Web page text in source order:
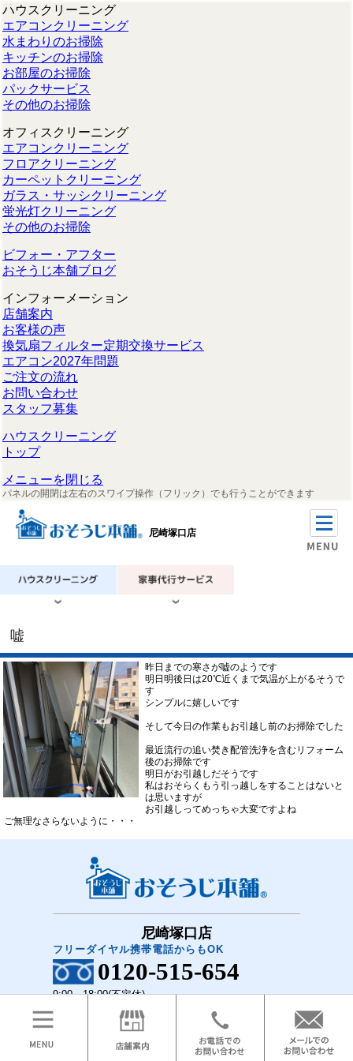
ハウスクリーニング
エアコンクリーニング
水まわりのお掃除
キッチンのお掃除
お部屋のお掃除
パックサービス
その他のお掃除
オフィスクリーニング
エアコンクリーニング
フロアクリーニング
カーペットクリーニング
ガラス・サッシクリーニング
蛍光灯クリーニング
その他のお掃除
ビフォー・アフター
おそうじ本舗ブログ
インフォーメーション
店舗案内
お客様の声
換気扇フィルター定期交換サービス
エアコン2027年問題
ご注文の流れ
お問い合わせ
スタッフ募集
ハウスクリーニング
トップ
メニューを閉じる
パネルの開閉は左右のスワイプ操作（フリック）でも行うことができます
尼崎塚口店
嘘
昨日までの寒さが嘘のようです
明日明後日は20℃近くまで気温が上がるそうで
す
シンプルに嬉しいです
そして今日の作業もお引越し前のお掃除でした
最近流行の追い焚き配管洗浄を含むリフォーム
後のお掃除です
明日がお引越しだそうです
私はおそらくもう引っ越しをすることはないと
は思いますが
お引越しってめっちゃ大変ですよね
ご無理なさらないように・・・
尼崎塚口店
フリーダイヤル携帯電話からもOK
0120-515-654
9:00～18:00(不定休)
COPYRIGHT(C)2018 おそうじ本舗 尼崎塚口店 All Rights Reserved.
お問い合わせ